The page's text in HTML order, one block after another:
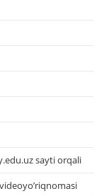
sayti orqali